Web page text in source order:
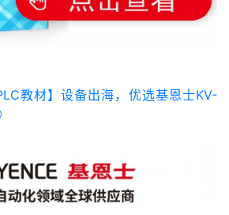
教材】设备出海，优选基恩士KV-